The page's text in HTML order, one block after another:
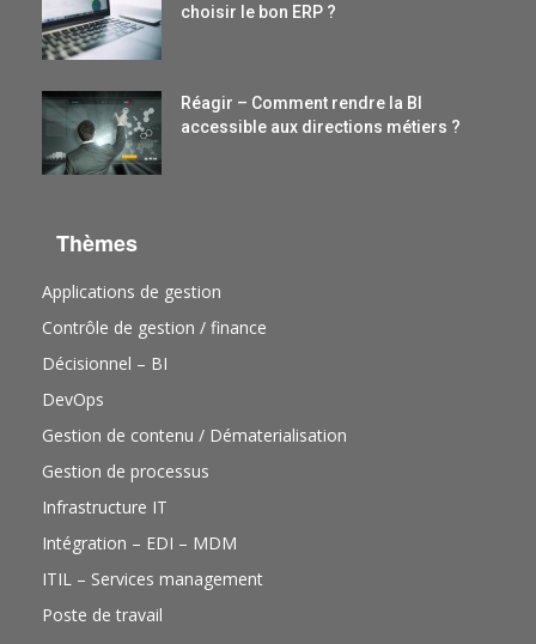
choisir le bon ERP ?
Réagir – Comment rendre la BI
accessible aux directions métiers ?
Thèmes
Applications de gestion
Contrôle de gestion / finance
Décisionnel – BI
DevOps
Gestion de contenu / Dématerialisation
Gestion de processus
Infrastructure IT
Intégration – EDI – MDM
ITIL – Services management
Poste de travail